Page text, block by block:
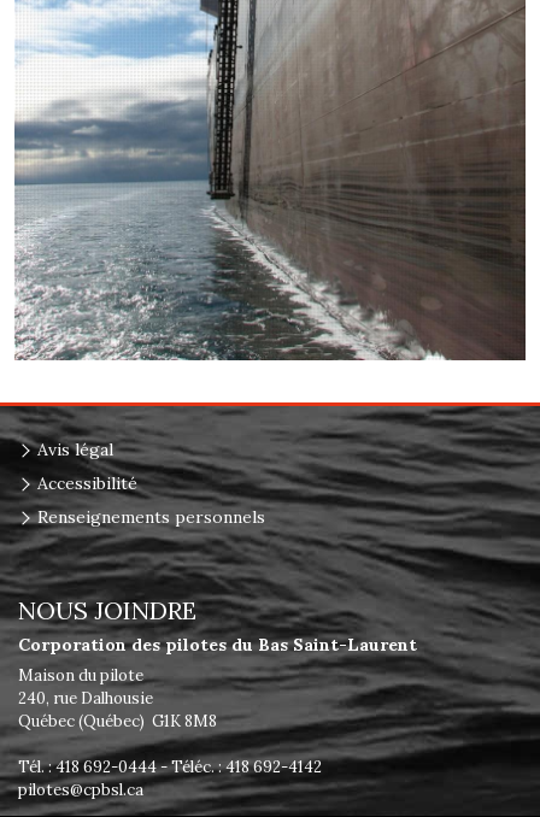
Avis légal
Accessibilité
Renseignements personnels
NOUS JOINDRE
Corporation des pilotes du Bas Saint-Laurent
Maison du pilote
240, rue Dalhousie
Québec (Québec) G1K 8M8
Tél. : 418 692-0444 - Téléc. : 418 692-4142
pilotes@cpbsl.ca